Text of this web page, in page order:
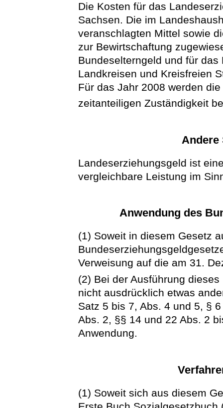
Die Kosten für das
Sachsen. Die im
veranschlagten Mittel sowie
zur Bewirtschaftung
Bundeselterngeld und für
Landkreisen und Kreisfreien
Für das Jahr 2008 werden
zeitanteiligen Zuständigkeit
Andere
Landeserziehungsgeld ist
vergleichbare Leistung im
Anwendung des
(1) Soweit in diesem Gesetz
Verweisung auf die am 31.
(2) Bei der Ausführung
nicht ausdrücklich etwas
Satz 5 bis 7, Abs. 4 und 5, §
Abs. 2, §§ 14 und 22 Abs. 2
Anwendung.
(1) Soweit sich aus diesem